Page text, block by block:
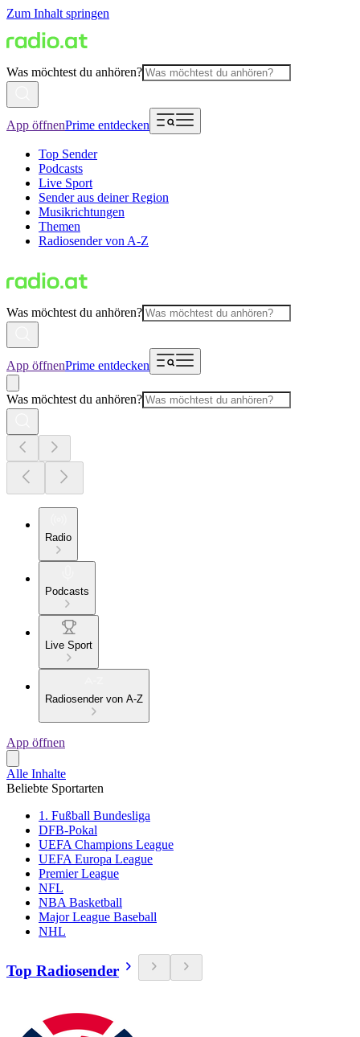
Zum Inhalt springen
Was möchtest du anhören?
App öffnenPrime entdecken
Top Sender
Podcasts
Live Sport
Sender aus deiner Region
Musikrichtungen
Themen
Radiosender von A-Z
Was möchtest du anhören?
App öffnenPrime entdecken
Was möchtest du anhören?
Radio
Podcasts
Live Sport
Radiosender von A-Z
App öffnen
Alle Inhalte
Beliebte Sportarten
1. Fußball Bundesliga
DFB-Pokal
UEFA Champions League
UEFA Europa League
Premier League
NFL
NBA Basketball
Major League Baseball
NHL
Top Radiosender